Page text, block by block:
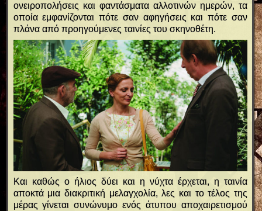
ονειροπολήσεις και φαντάσματα αλλοτινών ημερών, τα
οποία εμφανίζονται πότε σαν αφηγήσεις και πότε σαν
πλάνα από προηγούμενες ταινίες του σκηνοθέτη.
Και καθώς ο ήλιος δύει και η νύχτα έρχεται, η ταινία
αποκτά μια διακριτική μελαγχολία, λες και το τέλος της
μέρας γίνεται συνώνυμο ενός άτυπου αποχαιρετισμού